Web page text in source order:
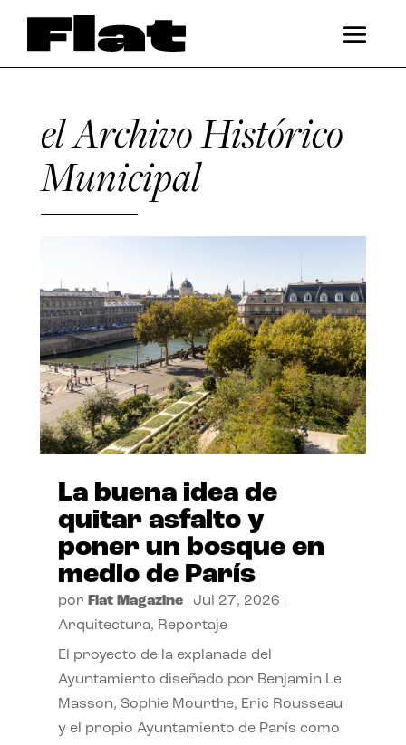
el Archivo Histórico
Municipal
La buena idea de
quitar asfalto y
poner un bosque en
medio de París
por Flat Magazine| Jul 27, 2026
Arquitectura, Reportaje
El proyecto de la explanada del
Ayuntamiento diseñado por Benjamin Le
Masson, Sophie Mourthe, Eric Rousseau
y el propio Ayuntamiento de París como